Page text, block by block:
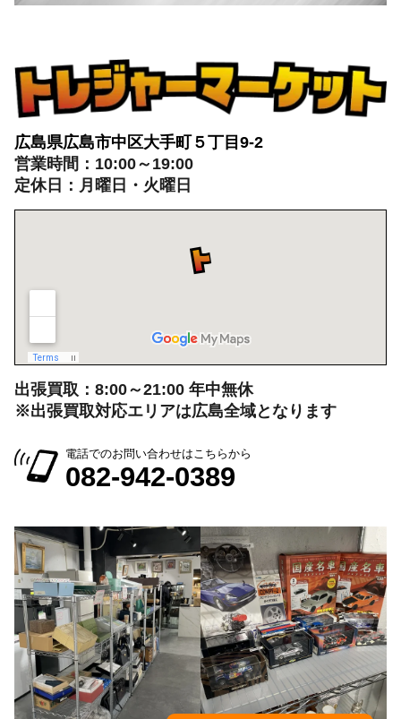
広島県広島市中区大手町５丁目9-2
営業時間：10:00～19:00
定休日：月曜日・火曜日
出張買取：8:00～21:00 年中無休
※出張買取対応エリアは広島全域となります
電話でのお問い合わせはこちらから
082-942-0389